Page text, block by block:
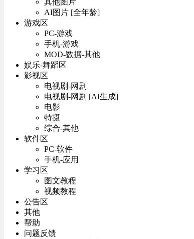
其他图片
AI图片 [全年龄]
游戏区
PC-游戏
手机-游戏
MOD-数据-其他
娱乐-舞蹈区
影视区
电视剧-网剧
电视剧-网剧 [AI生成]
电影
特摄
综合-其他
软件区
PC-软件
手机-应用
学习区
图文教程
视频教程
公告区
其他
帮助
问题反馈